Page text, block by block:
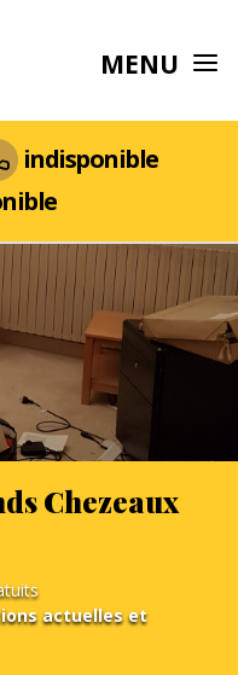
MENU
indisponible
Chezeaux
actuelles et